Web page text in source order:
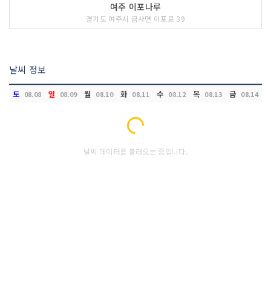
여주 이포나루
경기도 여주시 금사면 이포로 39
날씨 정보
토 08.08 일 08.09 월 08.10 화 08.11 수 08.12 목 08.13 금 08.14
Loading...
날씨 데이터를 불러오는 중입니다.